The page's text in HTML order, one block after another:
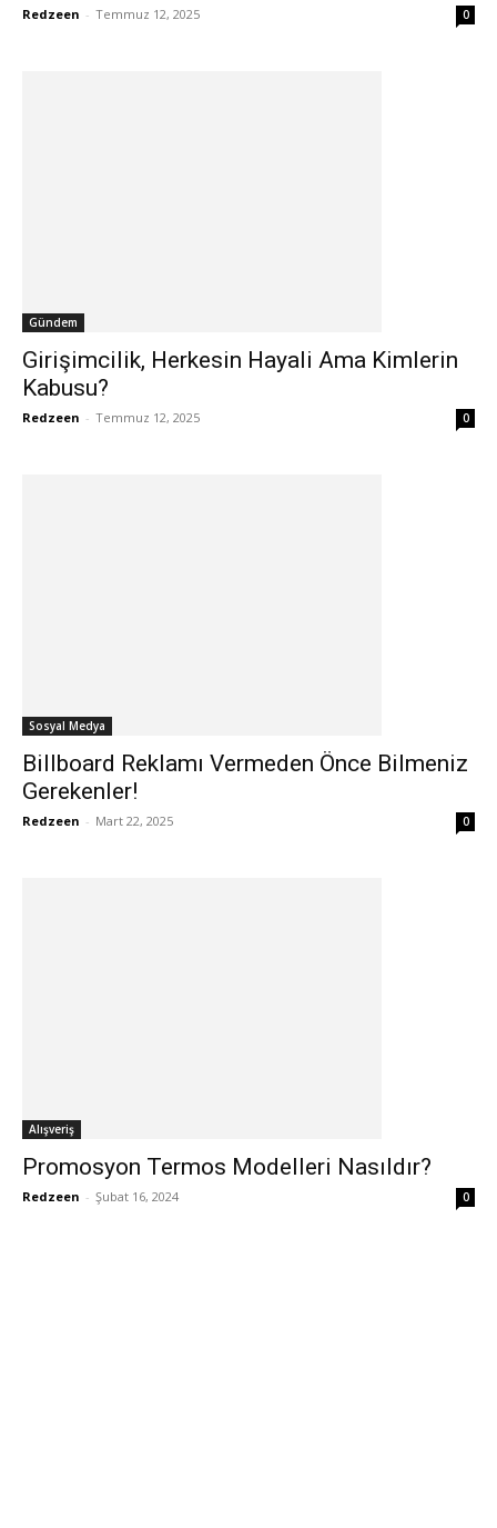
Redzeen - Temmuz 12, 2025 0
Gündem
Girişimcilik, Herkesin Hayali Ama Kimlerin
Kabusu?
Redzeen - Temmuz 12, 2025 0
Sosyal Medya
Billboard Reklamı Vermeden Önce Bilmeniz
Gerekenler!
Redzeen - Mart 22, 2025 0
Alışveriş
Promosyon Termos Modelleri Nasıldır?
Redzeen - Şubat 16, 2024 0